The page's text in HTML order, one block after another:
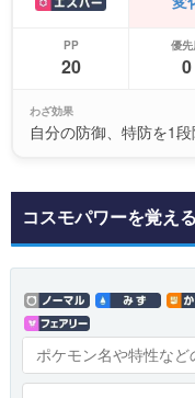
PP
20
優先
0
わざ効果
自分の防御、特防を1段
コスモパワーを覚え